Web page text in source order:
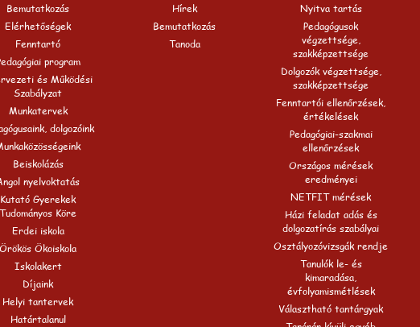
Bemutatkozás
Elérhetőségek
Fenntartó
program
és Működési
Szabályzat
Munkatervek
dolgozóink
Beiskolázás
nyelvoktatás
Kutató Gyerekek
Tudományos Köre
Erdei iskola
Örökös Ökoiskola
Iskolakert
Díjaink
Helyi tantervek
Határtalanul
Hírek
Bemutatkozás
Tanoda
Nyitva tartás
Pedagógusok
végzettsége,
szakképzettsége
Dolgozók végzettsége,
szakképzettsége
Fenntartói ellenőrzések,
értékelések
Pedagógiai-szakmai
ellenőrzések
Országos mérések
eredményei
NETFIT mérések
Házi feladat adás és
dolgozatírás szabályai
Osztályozóvizsgák rendje
Tanulók le- és
kimaradása,
évfolyamismétlések
Választható tantárgyak